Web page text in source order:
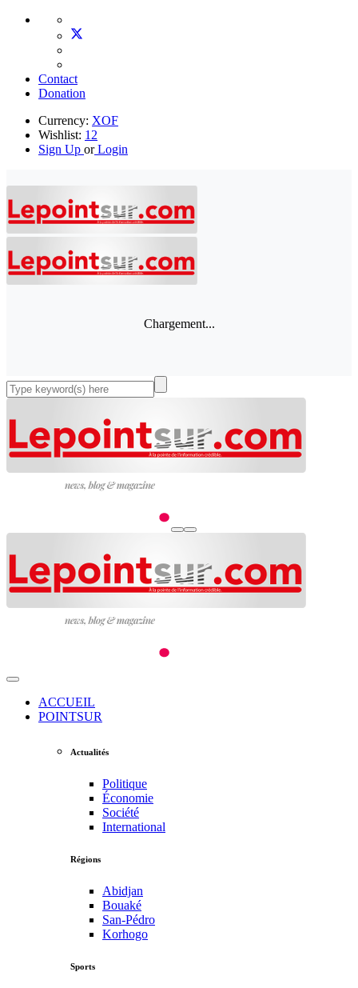
Contact
Donation
Currency: XOF
Wishlist: 12
Sign Up orLogin
Chargement...
ACCUEIL
POINTSUR
Actualités
Politique
Économie
Société
International
Régions
Abidjan
Bouaké
San-Pédro
Korhogo
Sports